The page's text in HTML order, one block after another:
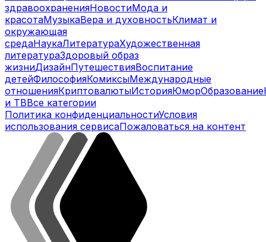
здравоохраненияНовостиМода и
красотаМузыкаВера и духовностьКлимат и
окружающая
средаНаукаЛитератураХудожественная
литератураЗдоровый образ
жизниДизайнПутешествияВоспитание
детейФилософияКомиксыМеждународные
отношенияКриптовалютыИсторияЮморОбразование
и ТВВсе категории
Политика конфиденциальностиУсловия
использования сервисаПожаловаться на контент